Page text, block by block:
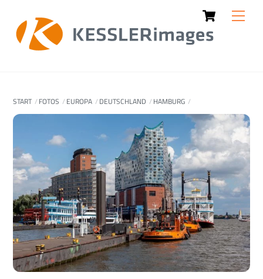
content
Cart
START FOTOS EUROPA DEUTSCHLAND HAMBURG